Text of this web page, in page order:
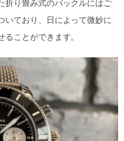
折り畳み式のバックルにはご
いており、日によって微妙に
ことができます。